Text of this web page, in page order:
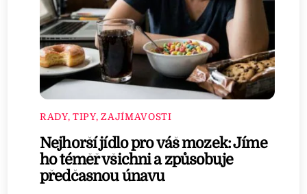
RADY, TIPY, ZAJÍMAVOSTI
Nejhorší jídlo pro váš mozek: Jíme
ho téměř všichni a způsobuje
předčasnou únavu